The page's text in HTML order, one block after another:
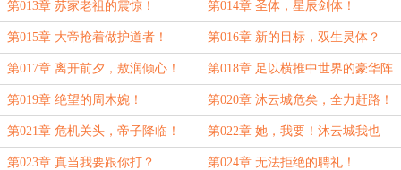
第013章 苏家老祖的震惊！ 第014章 圣体，星辰剑体！
第015章 大帝抢着做护道者！ 第016章 新的目标，双生灵体？
第017章 离开前夕，敖润倾心！ 第018章 足以横推中世界的豪华阵
容！
第019章 绝望的周木婉！ 第020章 沐云城危矣，全力赶路！
第021章 危机关头，帝子降临！ 第022章 她，我要！沐云城我也
保！
第023章 真当我要跟你打？ 第024章 无法拒绝的聘礼！